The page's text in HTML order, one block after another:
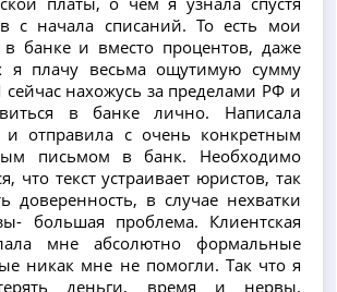
с начала списаний. То есть мои
в банке и вместо процентов, даже
я плачу весьма ощутимую сумму
нахожусь за пределами РФ и
в банке лично. Написала
и отправила с очень конкретным
письмом в банк. Необходимо
что текст устраивает юристов, так
доверенность, в случае нехватки
большая проблема. Клиентская
мне абсолютно формальные
никак мне не помогли. Так что я
деньги, время и нервы.